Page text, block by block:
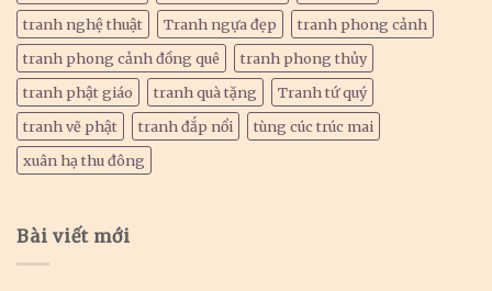
tranh nghệ thuật
Tranh ngựa đẹp
tranh phong cảnh
tranh phong cảnh đồng quê
tranh phong thủy
tranh phật giáo
tranh quà tặng
Tranh tứ quý
tranh vẽ phật
tranh đắp nổi
tùng cúc trúc mai
xuân hạ thu đông
Bài viết mới